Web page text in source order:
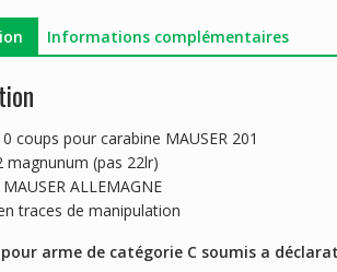
Informations complémentaires
coups pour carabine MAUSER 201
magnunum (pas 22lr)
ALLEMAGNE
traces de manipulation
arme de catégorie C soumis a